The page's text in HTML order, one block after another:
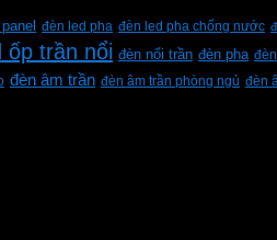
đèn led pha đèn led pha chống nước
ốp trần nổi đèn nổi trần đèn pha
đèn âm trần đèn âm trần phòng ngủ đèn